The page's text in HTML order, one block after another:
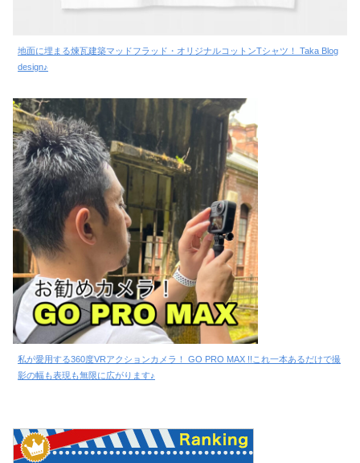
地面に埋まる煉瓦建築マッドフラッド・オリジナルコットンTシャツ！ Taka Blog
design♪
私が愛用する360度VRアクションカメラ！ GO PRO MAX !!これ一本あるだけで撮
影の幅も表現も無限に広がります♪